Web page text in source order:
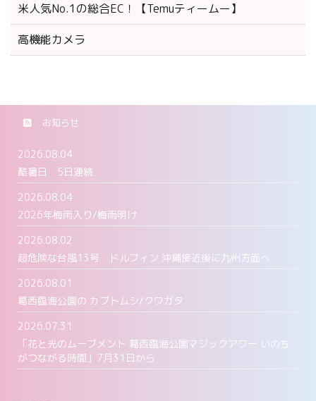
米人気No.1の総合EC！【Temuティームー】
高機能カメラ
お知らせ
2026.08.04
酷暑日 5日連続
2026.08.04
2026年梅雨入り/梅雨明け
2026.08.02
超危険な台風13号 ドルフィン 沖縄接近後に九州方面へ
2026.08.01
葛西臨海公園の カブトムシ/クワガタ
2026.07.31
「花と光のムーブメント 葛西臨海公園マジックアワー いのち
がつながる時間」7月31日から